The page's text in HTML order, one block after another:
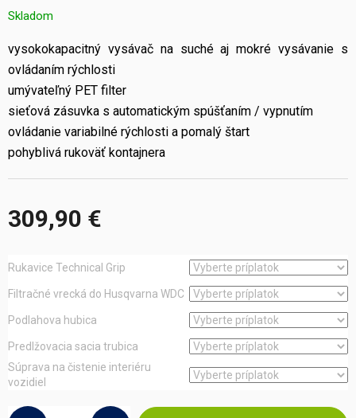
309,90 €
cena:
Skladom
Rukavice Technical Grip
Filtračné vrecká do Husqvarna WDC
Podlahova hubica
Predlžovacia sacia trubica
Súprava na čistenie interiéru
vozidiel
vysokokapacitný vysávač na suché aj mokré vysávanie s
ovládaním rýchlosti
umývateľný PET filter
sieťová zásuvka s automatickým spúšťaním / vypnutím
ovládanie variabilné rýchlosti a pomalý štart
pohyblivá rukoväť kontajnera